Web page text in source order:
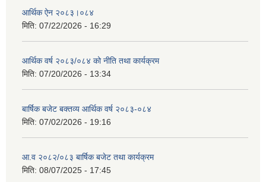
आर्थिक ऐन २०८३।०८४
मिति: 07/22/2026 - 16:29
आर्थिक वर्ष २०८३/०८४ को नीति तथा कार्यक्रम
मिति: 07/20/2026 - 13:34
बार्षिक बजेट बक्तव्य आर्थिक वर्ष २०८३-०८४
मिति: 07/02/2026 - 19:16
आ.व २०८२/०८३ बार्षिक बजेट तथा कार्यक्रम
मिति: 08/07/2025 - 17:45